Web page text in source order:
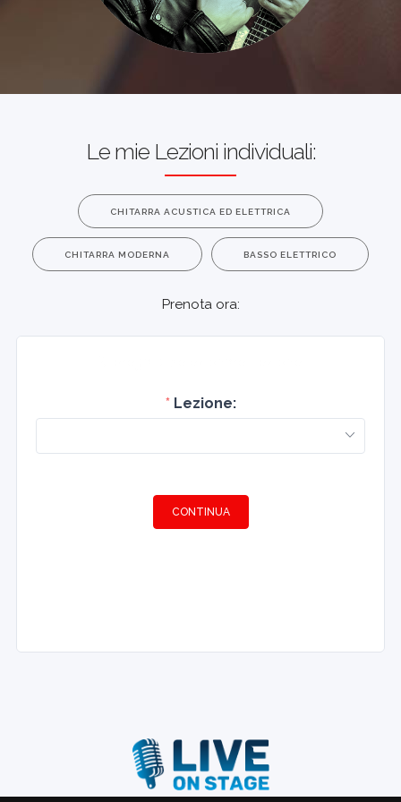
Le mie Lezioni individuali:
CHITARRA ACUSTICA ED ELETTRICA
CHITARRA MODERNA BASSO ELETTRICO
Prenota ora:
Lezione:
CONTINUA